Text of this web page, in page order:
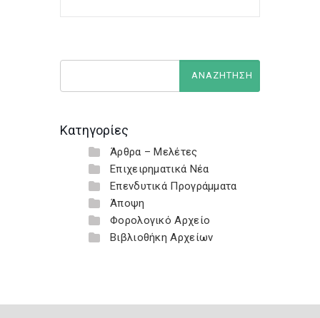
Κατηγορίες
Άρθρα – Μελέτες
Επιχειρηματικά Νέα
Επενδυτικά Προγράμματα
Άποψη
Φορολογικό Αρχείο
Βιβλιοθήκη Αρχείων